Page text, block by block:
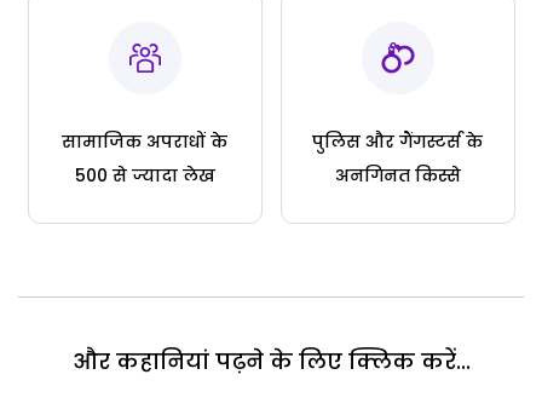
सामाजिक अपराधों के
500 से ज्यादा लेख
पुलिस और गैंगस्टर्स के
अनगिनत किस्से
और कहानियां पढ़ने के लिए क्लिक करें...